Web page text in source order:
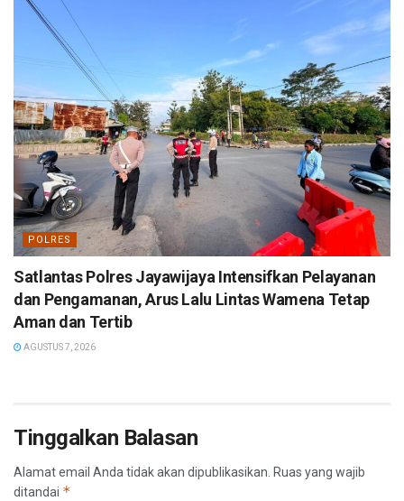
POLRES
Satlantas Polres Jayawijaya Intensifkan Pelayanan
dan Pengamanan, Arus Lalu Lintas Wamena Tetap
Aman dan Tertib
AGUSTUS 7, 2026
Tinggalkan Balasan
Alamat email Anda tidak akan dipublikasikan. Ruas yang wajib
ditandai *